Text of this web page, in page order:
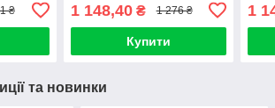
₴ 1 148,40₴ 1 276 ₴
Купити
1
та новинки